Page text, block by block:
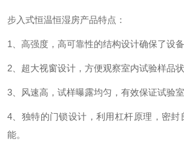
步入式恒温恒湿房产品特点：
1、 高强度，高可靠性的结构设计确保了设备
2、 超大视窗设计，方便观察室内试验样品状
3、 风速高，试样曝露均匀，有效保证试验室
4、 独特的门锁设计，利用杠杆原理，密封
能。